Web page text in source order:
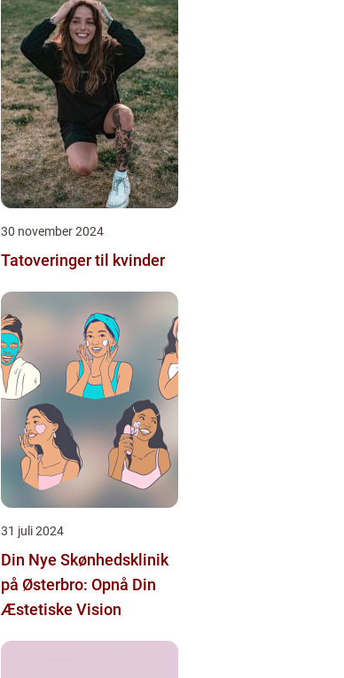
30 november 2024
Tatoveringer til kvinder
31 juli 2024
Din Nye Skønhedsklinik
på Østerbro: Opnå Din
Æstetiske Vision